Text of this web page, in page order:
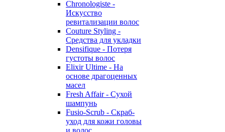
Chronologiste -
Искусство
ревитализации волос
Couture Styling -
Средства для укладки
Densifique - Потеря
густоты волос
Elixir Ultime - На
основе драгоценных
масел
Fresh Affair - Сухой
шампунь
Fusio-Scrub - Скраб-
уход для кожи головы
и волос